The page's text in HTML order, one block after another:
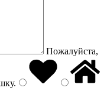
Пожалуйста,
.